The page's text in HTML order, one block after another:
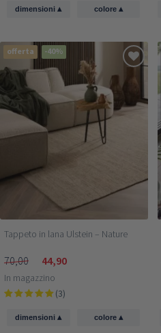
dimensioni▴ colore ▴
offerta -40%
Tappeto in lana Ulstein – Nature
70,00 44,90
In magazzino
(3)
dimensioni▴ colore ▴